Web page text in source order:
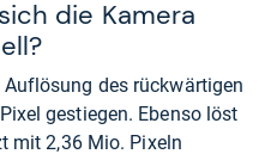
die Kamera
Auflösung des rückwärtigen
gestiegen. Ebenso löst
mit 2,36 Mio. Pixeln